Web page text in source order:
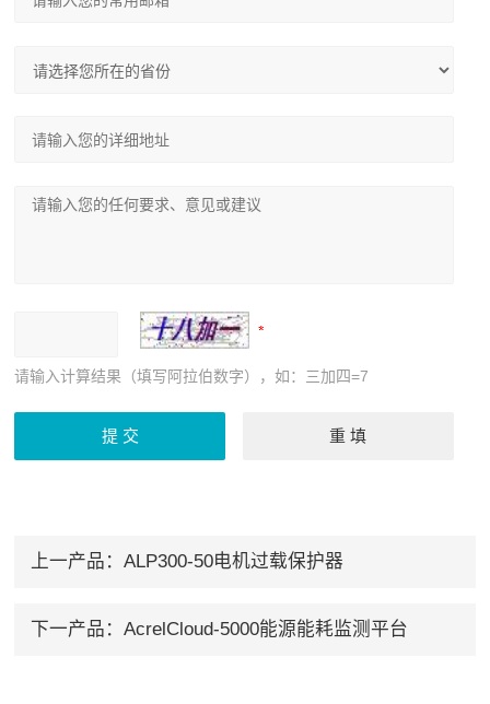
请输入计算结果（填写阿拉伯数字），如：三加四=7
上一产品： ALP300-50电机过载保护器
下一产品： AcrelCloud-5000能源能耗监测平台